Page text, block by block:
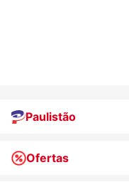
Paulistão
Quem somos
Ofertas